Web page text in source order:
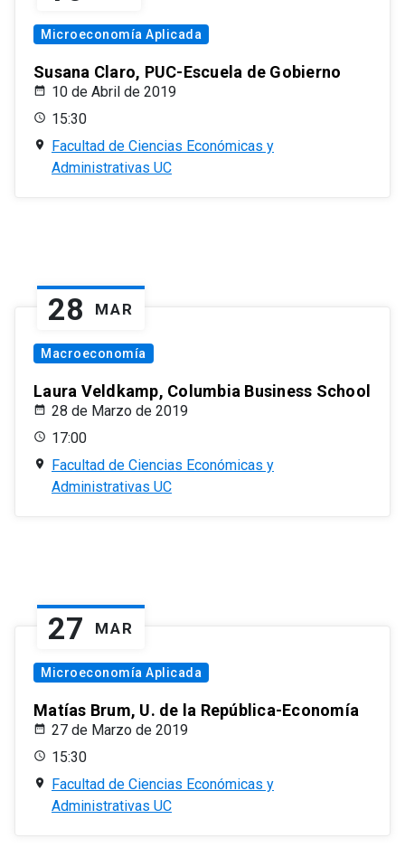
Microeconomía Aplicada
Susana Claro, PUC-Escuela de Gobierno
10 de Abril de 2019
15:30
Facultad de Ciencias Económicas y
Administrativas UC
28 MAR
Macroeconomía
Laura Veldkamp, Columbia Business School
28 de Marzo de 2019
17:00
Facultad de Ciencias Económicas y
Administrativas UC
27 MAR
Microeconomía Aplicada
Matías Brum, U. de la República-Economía
27 de Marzo de 2019
15:30
Facultad de Ciencias Económicas y
Administrativas UC